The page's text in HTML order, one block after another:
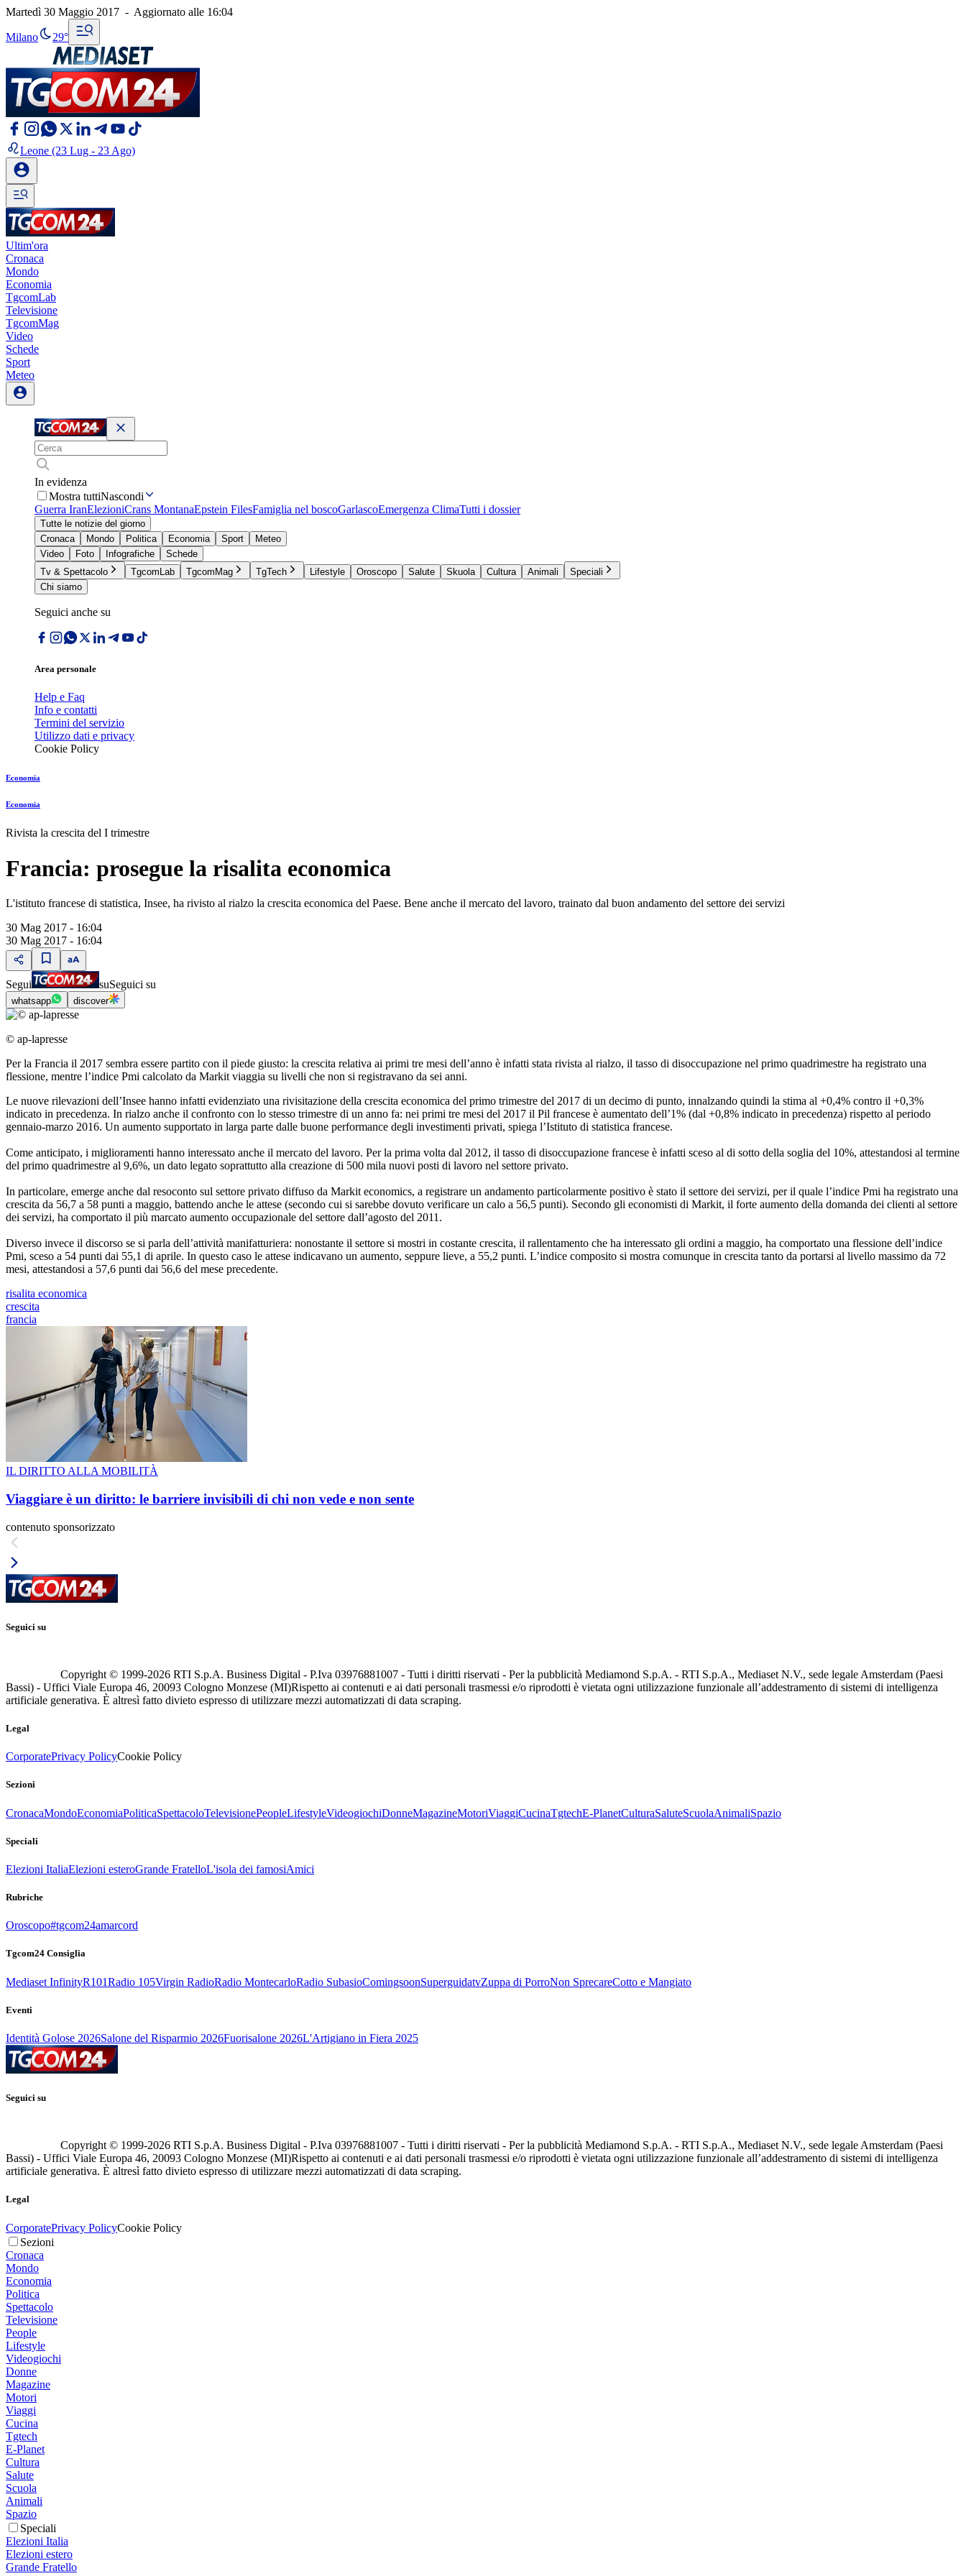
Martedì 30 Maggio 2017 - Aggiornato alle 16:04
Milano 29°
Leone (23 Lug - 23 Ago)
Ultim'ora
Cronaca
Mondo
Economia
TgcomLab
Televisione
TgcomMag
Video
Schede
Sport
Meteo
In evidenza
Mostra tuttiNascondi
Guerra IranElezioniCrans MontanaEpstein FilesFamiglia nel boscoGarlascoEmergenza ClimaTutti i dossier
Tutte le notizie del giorno
Cronaca
Mondo Politica Economia Sport
Meteo
Video
Foto Infografiche
Schede
Tv & Spettacolo
TgcomLab TgcomMag TgTech Lifestyle Oroscopo Salute Skuola Cultura Animali
Speciali
Chi siamo
Seguici anche su
Area personale
Help e Faq
Info e contatti
Termini del servizio
Utilizzo dati e privacy
Cookie Policy
Economia
Economia
Rivista la crescita del I trimestre
Francia: prosegue la risalita economica
L'istituto francese di statistica, Insee, ha rivisto al rialzo la crescita economica del Paese. Bene anche il mercato del lavoro, trainato dal buon andamento del settore dei servizi
30 Mag 2017 - 16:04
30 Mag 2017 - 16:04
Segui suSeguici su
whatsapp discover
© ap-lapresse
Per la Francia il 2017 sembra essere partito con il piede giusto: la crescita relativa ai primi tre mesi dell’anno è infatti stata rivista al rialzo, il tasso di disoccupazione nel primo quadrimestre ha registrato una
flessione, mentre l’indice Pmi calcolato da Markit viaggia su livelli che non si registravano da sei anni.
Le nuove rilevazioni dell’Insee hanno infatti evidenziato una rivisitazione della crescita economica del primo trimestre del 2017 di un decimo di punto, innalzando quindi la stima al +0,4% contro il +0,3%
indicato in precedenza. In rialzo anche il confronto con lo stesso trimestre di un anno fa: nei primi tre mesi del 2017 il Pil francese è aumentato dell’1% (dal +0,8% indicato in precedenza) rispetto al periodo
gennaio-marzo 2016. Un aumento supportato in larga parte dalle buone performance degli investimenti privati, spiega l’Istituto di statistica francese.
Come anticipato, i miglioramenti hanno interessato anche il mercato del lavoro. Per la prima volta dal 2012, il tasso di disoccupazione francese è infatti sceso al di sotto della soglia del 10%, attestandosi al termine
del primo quadrimestre al 9,6%, un dato legato soprattutto alla creazione di 500 mila nuovi posti di lavoro nel settore privato.
In particolare, emerge anche dal resoconto sul settore privato diffuso da Markit economics, a registrare un andamento particolarmente positivo è stato il settore dei servizi, per il quale l’indice Pmi ha registrato una
crescita da 56,7 a 58 punti a maggio, battendo anche le attese (secondo cui si sarebbe dovuto verificare un calo a 56,5 punti). Secondo gli economisti di Markit, il forte aumento della domanda dei clienti al settore
dei servizi, ha comportato il più marcato aumento occupazionale del settore dall’agosto del 2011.
Diverso invece il discorso se si parla dell’attività manifatturiera: nonostante il settore si mostri in costante crescita, il rallentamento che ha interessato gli ordini a maggio, ha comportato una flessione dell’indice
Pmi, sceso a 54 punti dai 55,1 di aprile. In questo caso le attese indicavano un aumento, seppure lieve, a 55,2 punti. L’indice composito si mostra comunque in crescita tanto da portarsi al livello massimo da 72
mesi, attestandosi a 57,6 punti dai 56,6 del mese precedente.
risalita economica
crescita
francia
IL DIRITTO ALLA MOBILITÀ
Viaggiare è un diritto: le barriere invisibili di chi non vede e non sente
contenuto sponsorizzato
Seguici su
Copyright © 1999-2026 RTI S.p.A. Business Digital - P.Iva 03976881007 - Tutti i diritti riservati - Per la pubblicità Mediamond S.p.A. - RTI S.p.A., Mediaset N.V., sede legale Amsterdam (Paesi
Bassi) - Uffici Viale Europa 46, 20093 Cologno Monzese (MI)Rispetto ai contenuti e ai dati personali trasmessi e/o riprodotti è vietata ogni utilizzazione funzionale all’addestramento di sistemi di intelligenza
artificiale generativa. È altresì fatto divieto espresso di utilizzare mezzi automatizzati di data scraping.
Legal
CorporatePrivacy PolicyCookie Policy
Sezioni
CronacaMondoEconomiaPoliticaSpettacoloTelevisionePeopleLifestyleVideogiochiDonneMagazineMotoriViaggiCucinaTgtechE-PlanetCulturaSaluteScuolaAnimaliSpazio
Speciali
Elezioni ItaliaElezioni esteroGrande FratelloL'isola dei famosiAmici
Rubriche
Oroscopo#tgcom24amarcord
Tgcom24 Consiglia
Mediaset InfinityR101Radio 105Virgin RadioRadio MontecarloRadio SubasioComingsoonSuperguidatvZuppa di PorroNon SprecareCotto e Mangiato
Eventi
Identità Golose 2026Salone del Risparmio 2026Fuorisalone 2026L'Artigiano in Fiera 2025
Seguici su
Copyright © 1999-2026 RTI S.p.A. Business Digital - P.Iva 03976881007 - Tutti i diritti riservati - Per la pubblicità Mediamond S.p.A. - RTI S.p.A., Mediaset N.V., sede legale Amsterdam (Paesi
Bassi) - Uffici Viale Europa 46, 20093 Cologno Monzese (MI)Rispetto ai contenuti e ai dati personali trasmessi e/o riprodotti è vietata ogni utilizzazione funzionale all’addestramento di sistemi di intelligenza
artificiale generativa. È altresì fatto divieto espresso di utilizzare mezzi automatizzati di data scraping.
Legal
CorporatePrivacy PolicyCookie Policy
Sezioni
Cronaca
Mondo
Economia
Politica
Spettacolo
Televisione
People
Lifestyle
Videogiochi
Donne
Magazine
Motori
Viaggi
Cucina
Tgtech
E-Planet
Cultura
Salute
Scuola
Animali
Spazio
Speciali
Elezioni Italia
Elezioni estero
Grande Fratello